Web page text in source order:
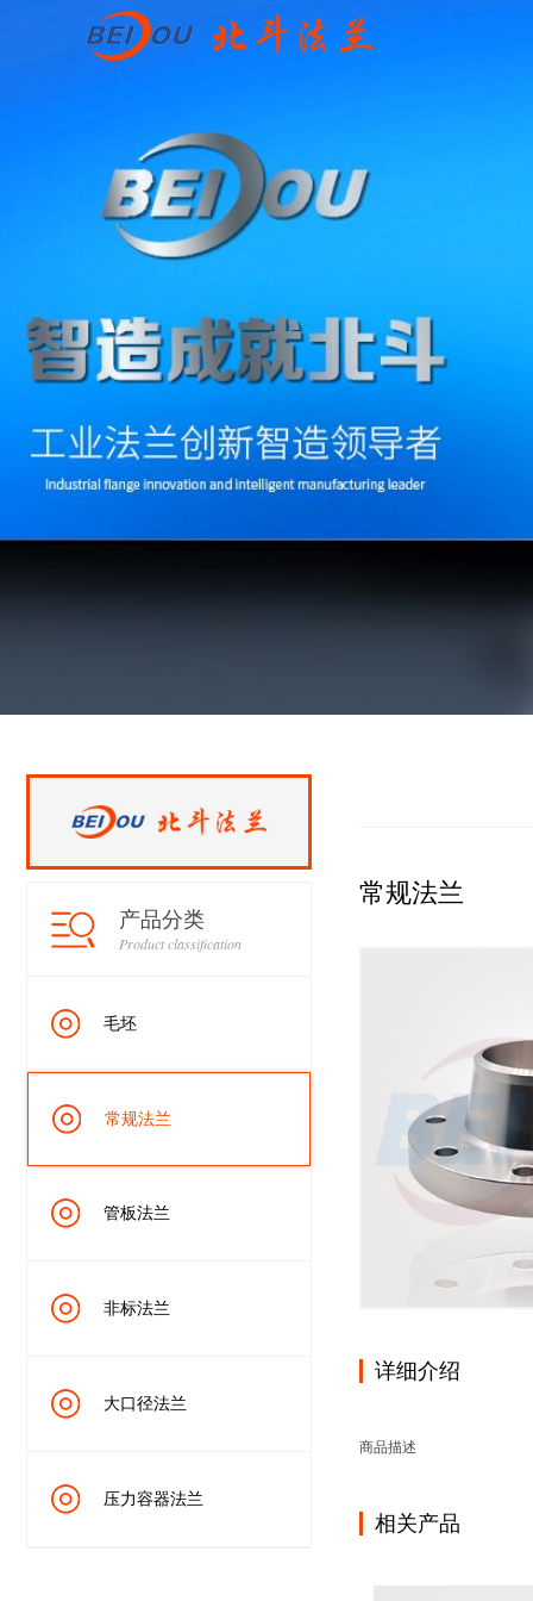
产品分类
Product classification
毛坯
常规法兰
管板法兰
非标法兰
大口径法兰
压力容器法兰
常规法兰
详细介绍
商品描述
相关产品